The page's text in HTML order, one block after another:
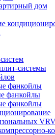
дом
системы
фанкойлы
фанкойлы
фанкойлы